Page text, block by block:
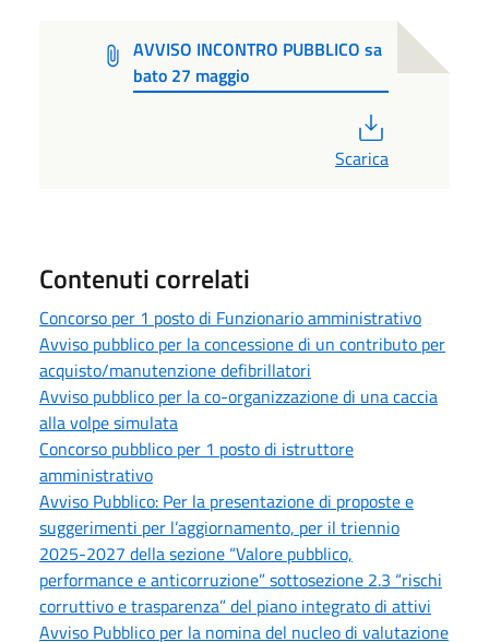
AVVISO INCONTRO PUBBLICO sa
bato 27 maggio
Scarica
Contenuti correlati
Concorso per 1 posto di Funzionario amministrativo
Avviso pubblico per la concessione di un contributo per
acquisto/manutenzione defibrillatori
Avviso pubblico per la co-organizzazione di una caccia
alla volpe simulata
Concorso pubblico per 1 posto di istruttore
amministrativo
Avviso Pubblico: Per la presentazione di proposte e
suggerimenti per l’aggiornamento, per il triennio
2025-2027 della sezione “Valore pubblico,
performance e anticorruzione” sottosezione 2.3 “rischi
corruttivo e trasparenza” del piano integrato di attivi
Avviso Pubblico per la nomina del nucleo di valutazione